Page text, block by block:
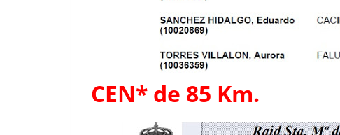
CEN* de 85 Km.